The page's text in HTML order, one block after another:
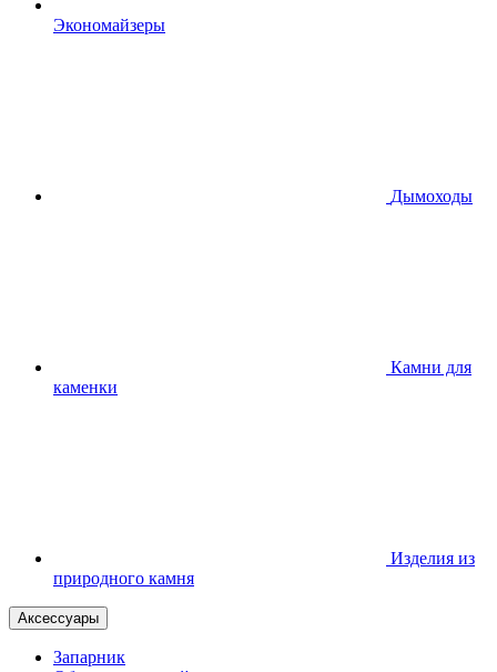
Экономайзеры
Дымоходы
Камни для
каменки
Изделия из
природного камня
Аксессуары
Запарник